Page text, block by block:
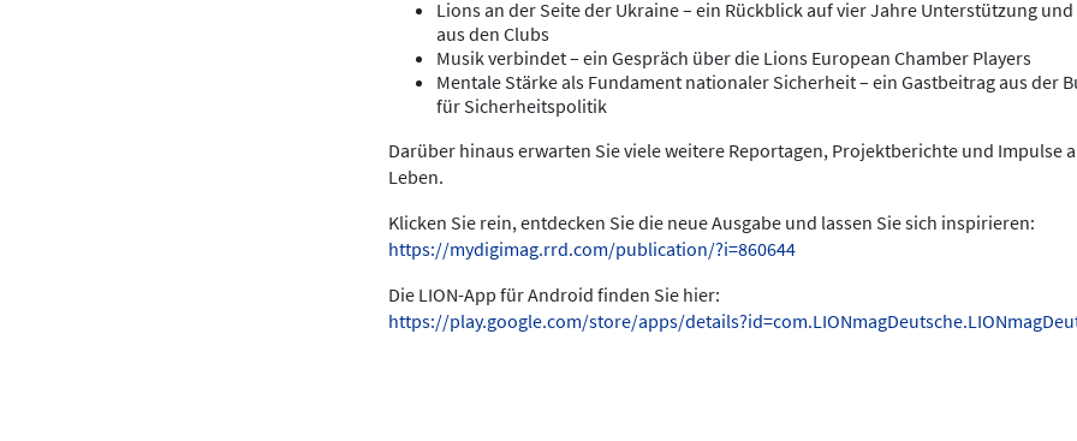
Lions an der Seite der Ukraine – ein Rückblick auf vier Jahre Unterstützung
aus den Clubs
Musik verbindet – ein Gespräch über die Lions European Chamber Players
Mentale Stärke als Fundament nationaler Sicherheit – ein Gastbeitrag aus der
für Sicherheitspolitik
Darüber hinaus erwarten Sie viele weitere Reportagen, Projektberichte und Impulse
Leben.
Klicken Sie rein, entdecken Sie die neue Ausgabe und lassen Sie sich inspirieren:
https://mydigimag.rrd.com/publication/?i=860644
Die LION-App für Android finden Sie hier:
https://play.google.com/store/apps/